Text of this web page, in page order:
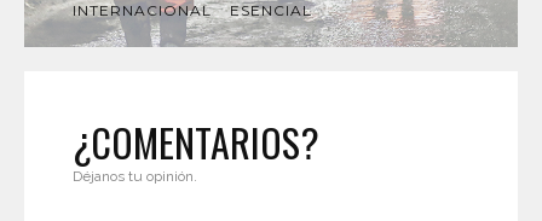
INTERNACIONAL ESENCIAL
¿COMENTARIOS?
Déjanos tu opinión.